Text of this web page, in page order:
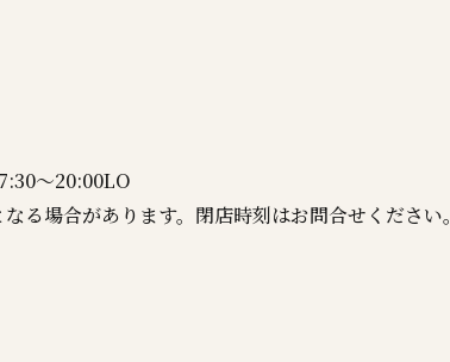
～20:00LO
る場合があります。閉店時刻はお問合せください。